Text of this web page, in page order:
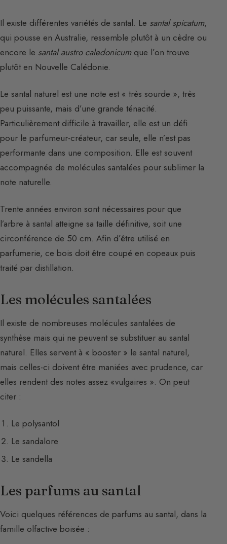
Il existe différentes variétés de santal. Le santal spicatum,
qui pousse en Australie, ressemble plutôt à un cèdre ou
encore le santal austro caledonicumque l’on trouve
plutôt en Nouvelle Calédonie.
Le santal naturel est une note est « très sourde », très
peu puissante, mais d’une grande ténacité.
Particulièrement difficile à travailler, elle est un défi
pour le parfumeur-créateur, car seule, elle n’est pas
performante dans une composition. Elle est souvent
accompagnée de molécules santalées pour sublimer la
note naturelle.
Trente années environ sont nécessaires pour que
l’arbre à santal atteigne sa taille définitive, soit une
circonférence de 50 cm. Afin d’être utilisé en
parfumerie, ce bois doit être coupé en copeaux puis
traité par distillation.
Les molécules santalées
Il existe de nombreuses molécules santalées de
synthèse mais qui ne peuvent se substituer au santal
naturel. Elles servent à « booster » le santal naturel,
mais celles-ci doivent être maniées avec prudence, car
elles rendent des notes assez «vulgaires ». On peut
citer :
Le polysantol
Le sandalore
Le sandella
Les parfums au santal
Voici quelques références de parfums au santal, dans la
famille olfactive boisée :